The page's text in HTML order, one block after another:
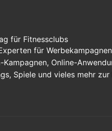
für Fitnessclubs
für
Kampagnen, Online-
Spiele und vieles mehr